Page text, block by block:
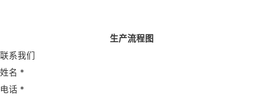
生产流程图
联系我们
姓名 *
电话 *